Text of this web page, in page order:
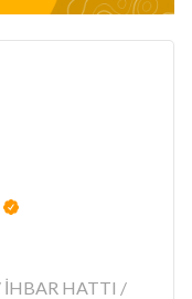
/ İHBAR HATTI /